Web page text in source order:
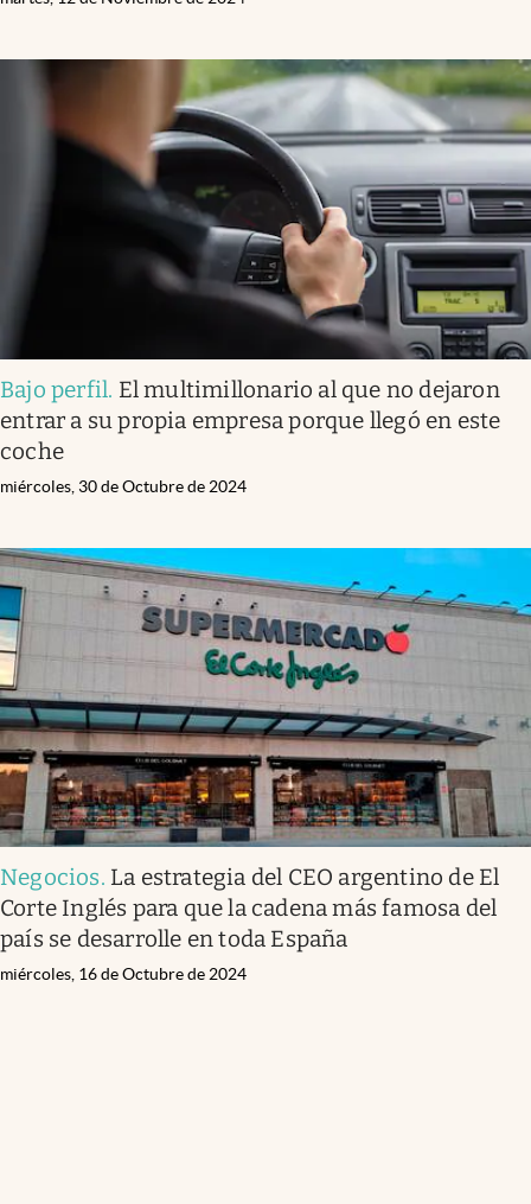
Bajo perfil. El multimillonario al que no dejaron
entrar a su propia empresa porque llegó en este
coche
miércoles, 30 de Octubre de 2024
Negocios. La estrategia del CEO argentino de El
Corte Inglés para que la cadena más famosa del
país se desarrolle en toda España
miércoles, 16 de Octubre de 2024